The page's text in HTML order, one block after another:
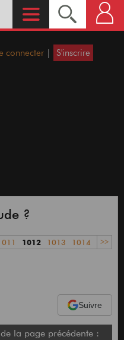
connecter | S'inscrire
?
1012 1013 1014 >>
Suivre
la page précédente :